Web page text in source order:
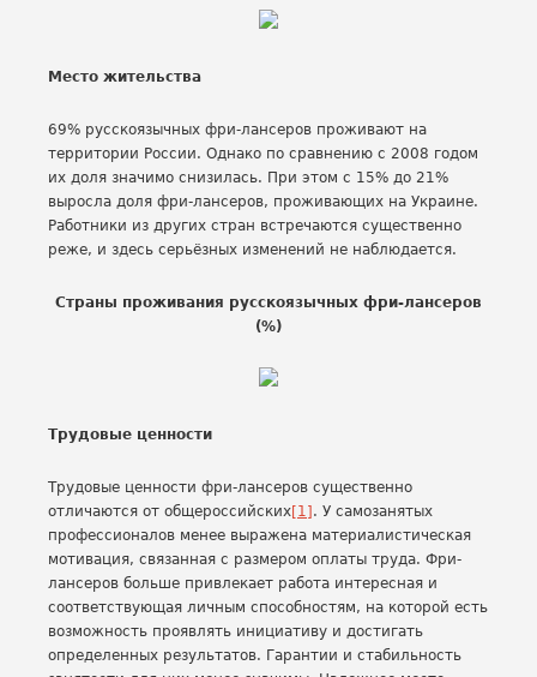
Место жительства
69% русскоязычных фри-лансеров проживают на
территории России. Однако по сравнению с 2008 годом
их доля значимо снизилась. При этом с 15% до 21%
выросла доля фри-лансеров, проживающих на Украине.
Работники из других стран встречаются существенно
реже, и здесь серьёзных изменений не наблюдается.
Страны проживания русскоязычных фри-лансеров
(%)
Трудовые ценности
Трудовые ценности фри-лансеров существенно
отличаются от общероссийских[1] . У самозанятых
профессионалов менее выражена материалистическая
мотивация, связанная с размером оплаты труда. Фри-
лансеров больше привлекает работа интересная и
соответствующая личным способностям, на которой есть
возможность проявлять инициативу и достигать
определенных результатов. Гарантии и стабильность